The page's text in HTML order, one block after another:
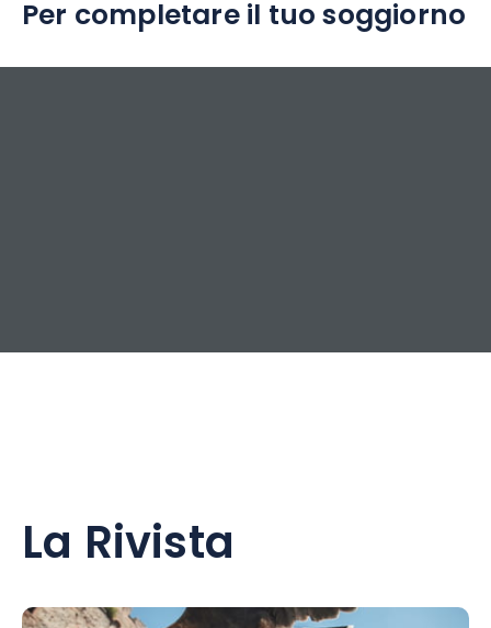
Per completare il tuo soggiorno
La Rivista